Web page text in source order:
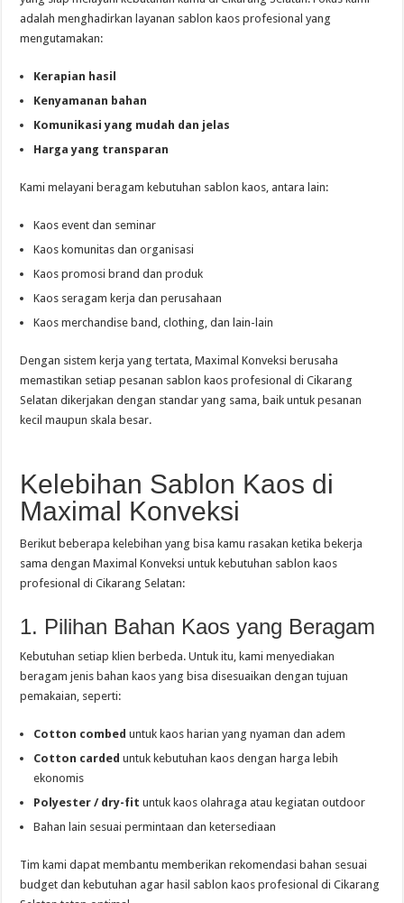
adalah menghadirkan layanan sablon kaos profesional yang
mengutamakan:
Kerapian hasil
Kenyamanan bahan
Komunikasi yang mudah dan jelas
Harga yang transparan
Kami melayani beragam kebutuhan sablon kaos, antara lain:
Kaos event dan seminar
Kaos komunitas dan organisasi
Kaos promosi brand dan produk
Kaos seragam kerja dan perusahaan
Kaos merchandise band, clothing, dan lain-lain
Dengan sistem kerja yang tertata, Maximal Konveksi berusaha
memastikan setiap pesanan sablon kaos profesional di Cikarang
Selatan dikerjakan dengan standar yang sama, baik untuk pesanan
kecil maupun skala besar.
Kelebihan Sablon Kaos di
Maximal Konveksi
Berikut beberapa kelebihan yang bisa kamu rasakan ketika bekerja
sama dengan Maximal Konveksi untuk kebutuhan sablon kaos
profesional di Cikarang Selatan:
1. Pilihan Bahan Kaos yang Beragam
Kebutuhan setiap klien berbeda. Untuk itu, kami menyediakan
beragam jenis bahan kaos yang bisa disesuaikan dengan tujuan
pemakaian, seperti:
Cotton combed untuk kaos harian yang nyaman dan adem
Cotton carded untuk kebutuhan kaos dengan harga lebih
ekonomis
Polyester / dry-fit untuk kaos olahraga atau kegiatan outdoor
Bahan lain sesuai permintaan dan ketersediaan
Tim kami dapat membantu memberikan rekomendasi bahan sesuai
budget dan kebutuhan agar hasil sablon kaos profesional di Cikarang